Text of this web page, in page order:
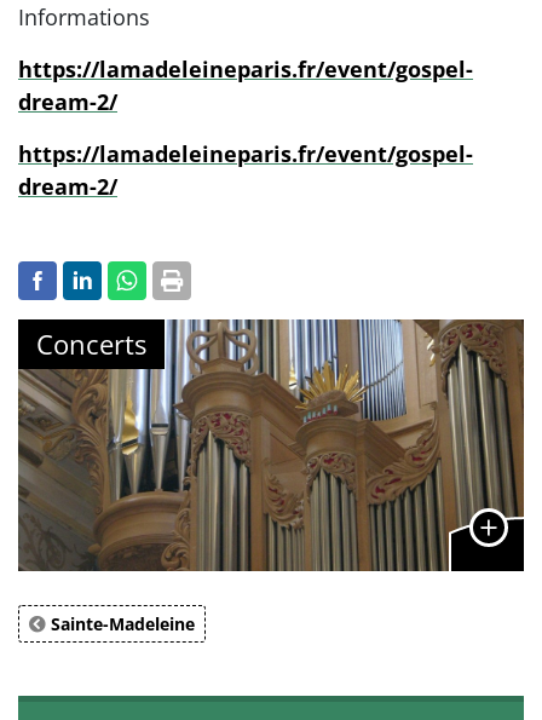
Informations
https://lamadeleineparis.fr/event/gospel-
dream-2/
https://lamadeleineparis.fr/event/gospel-
dream-2/
Concerts
Sainte-Madeleine